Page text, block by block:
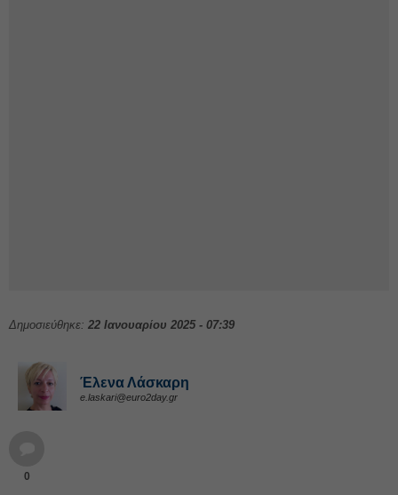
Δημοσιεύθηκε: 22 Ιανουαρίου 2025 - 07:39
Έλενα Λάσκαρη
e.laskari@euro2day.gr
0